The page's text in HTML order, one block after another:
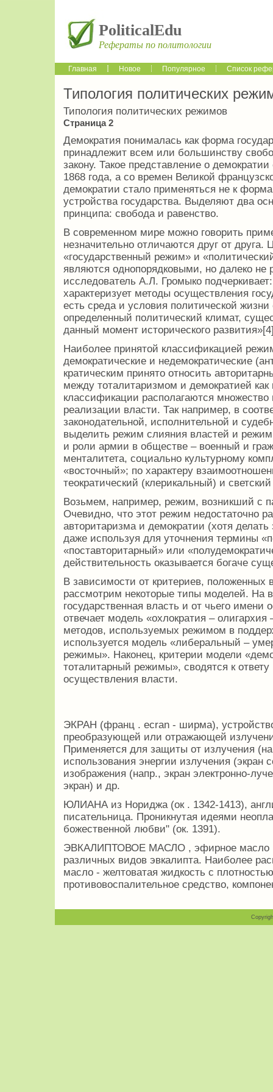
PoliticalEdu
Рефераты по политологии
Главная Новое Популярное Список
Типология политических
Типология политических режимов
Страница 2
Демократия понималась как форма
принадлежит всем или большинству
закону. Такое представление о
1868 года, а со времен Великой
демократии стало применяться не к
устройства государства. Выделяют два
принципа: свобода и равенство.
В современном мире можно говорить
незначительно отличаются друг от друга.
«государственный режим» и
являются однопорядковыми, но далеко не
исследователь А.Л. Громыко
характеризует методы осуществления
есть среда и условия политической
определенный политический климат,
данный момент исторического
Наиболее принятой классификацией
демократические и недемократические
кратическим принято относить
между тоталитаризмом и демократией
классификации располагаются
реализации власти. Так например, в
законодательной, исполнительной и
выделить режим слияния властей и режим
и роли армии в обществе – военный и
менталитета, социально культурному
«восточный»; по характеру
теократический (клерикальный) и
Возьмем, например, режим, возникший с
Очевидно, что этот режим недостаточно
авторитаризма и демократии (хотя
даже используя для уточнения термины
«поставторитарный» или
действительность оказывается богаче
В зависимости от критериев, положенных
рассмотрим некоторые типы моделей. На
государственная власть и от чьего имени
отвечает модель «охлократия –
методов, используемых режимом в
используется модель «либеральный –
режимы». Наконец, критерии модели
тоталитарный режимы», сводятся к
осуществления власти.
ЭКРАН (франц . ecran - ширма),
преобразующей или отражающей
Применяется для защиты от излучения
использования энергии излучения (экран
изображения (напр., экран электронно-
экран) и др.
ЮЛИАНА из Нориджа (ок . 1342-1413),
писательница. Проникнутая идеями
божественной любви" (ок. 1391).
ЭВКАЛИПТОВОЕ МАСЛО , эфирное масло
различных видов эвкалипта. Наиболее
масло - желтоватая жидкость с
противовоспалительное средство,